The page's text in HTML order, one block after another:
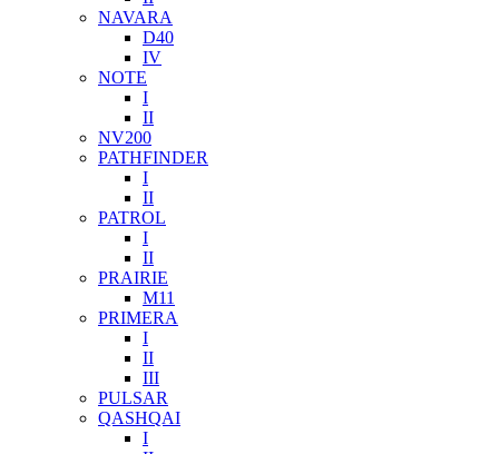
NAVARA
D40
IV
NOTE
I
II
NV200
PATHFINDER
I
II
PATROL
I
II
PRAIRIE
M11
PRIMERA
I
II
III
PULSAR
QASHQAI
I